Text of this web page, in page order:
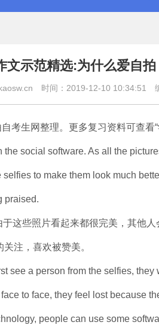
文示范精选:为什么爱自拍
时间：2019-12-10 10:34:51
考生网整理。更多复习资料可查看“
social software. As all the
to make them look much
praised.
这些照片看起来都很完美，其他
注，喜欢被赞美。
see a person from the selfies,
to face, they feel lost because
people can use some